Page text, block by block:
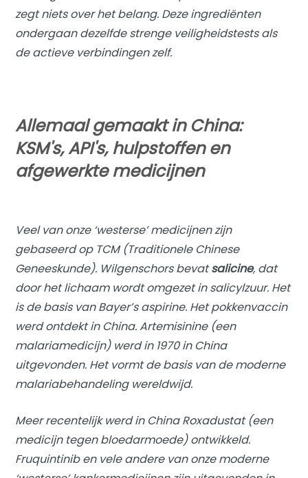
zegt niets over het belang. Deze ingrediënten
ondergaan dezelfde strenge veiligheidstests als
de actieve verbindingen zelf.
Allemaal gemaakt in China:
KSM's, API's, hulpstoffen en
afgewerkte medicijnen
Veel van onze ‘westerse’ medicijnen zijn
gebaseerd op TCM (Traditionele Chinese
Geneeskunde). Wilgenschors bevatsalicine, dat
door het lichaam wordt omgezet in salicylzuur. Het
is de basis van Bayer’s aspirine. Het pokkenvaccin
werd ontdekt in China. Artemisinine (een
malariamedicijn) werd in 1970 in China
uitgevonden. Het vormt de basis van de moderne
malariabehandeling wereldwijd.
Meer recentelijk werd in China Roxadustat (een
medicijn tegen bloedarmoede) ontwikkeld.
Fruquintinib en vele andere van onze moderne